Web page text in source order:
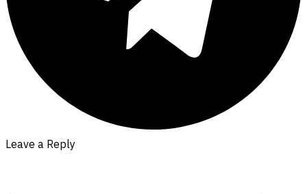
Leave a Reply